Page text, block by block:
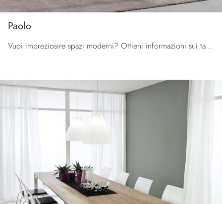
Paolo
Vuoi impreziosire spazi moderni? Ottieni informazioni sui tavoli moderni consolle: il modello da pranzo Paolo ti aspetta.